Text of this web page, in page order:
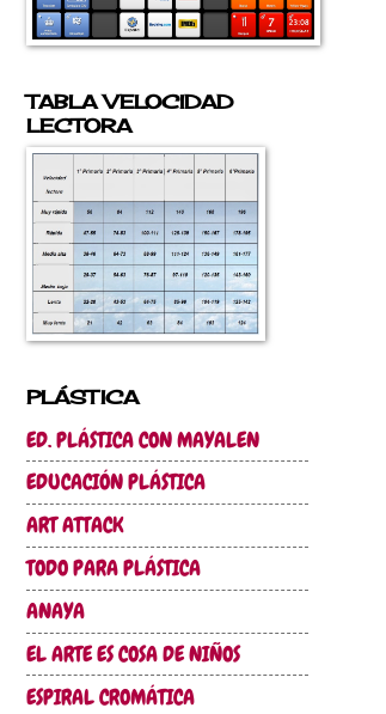
TABLA VELOCIDAD
LECTORA
PLÁSTICA
ED. PLÁSTICA CON MAYALEN
EDUCACIÓN PLÁSTICA
ART ATTACK
TODO PARA PLÁSTICA
ANAYA
EL ARTE ES COSA DE NIÑOS
ESPIRAL CROMÁTICA